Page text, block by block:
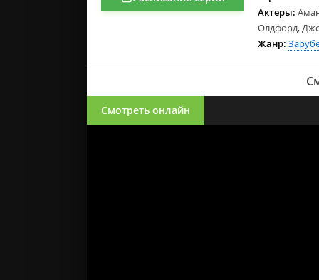
Актеры:
Олдфорд,
Жанр:
Смотреть онлайн